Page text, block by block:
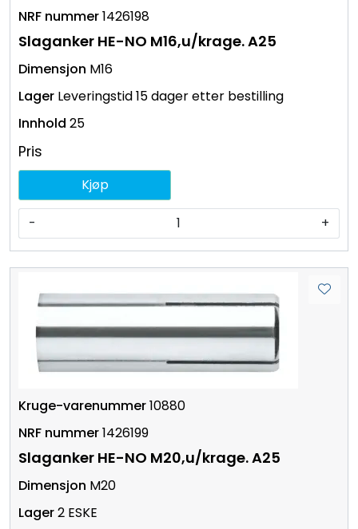
1426198
Slaganker HE-NO M16,u/krage. A25
M16
Leveringstid 15 dager etter bestilling
25
Pris
- +
Kjøp
10880
1426199
Slaganker HE-NO M20,u/krage. A25
M20
2 ESKE